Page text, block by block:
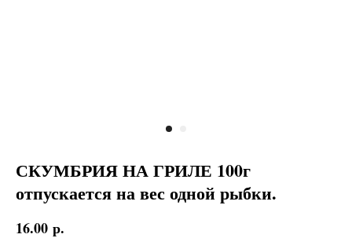
СКУМБРИЯ НА ГРИЛЕ 100г
отпускается на вес одной рыбки.
16.00 р.